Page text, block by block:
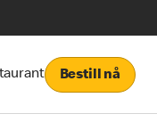
Bestill nå